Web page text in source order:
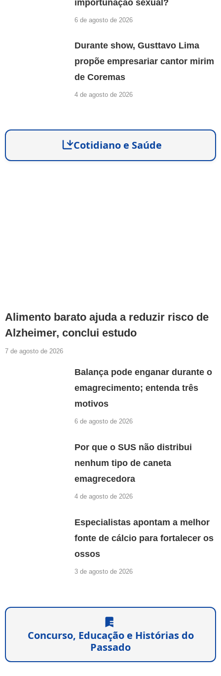
importunação sexual?
6 de agosto de 2026
Durante show, Gusttavo Lima
propõe empresariar cantor mirim
de Coremas
4 de agosto de 2026
Cotidiano e Saúde
Alimento barato ajuda a reduzir risco de
Alzheimer, conclui estudo
7 de agosto de 2026
Balança pode enganar durante o
emagrecimento; entenda três
motivos
6 de agosto de 2026
Por que o SUS não distribui
nenhum tipo de caneta
emagrecedora
4 de agosto de 2026
Especialistas apontam a melhor
fonte de cálcio para fortalecer os
ossos
3 de agosto de 2026
Concurso, Educação e Histórias do
Passado